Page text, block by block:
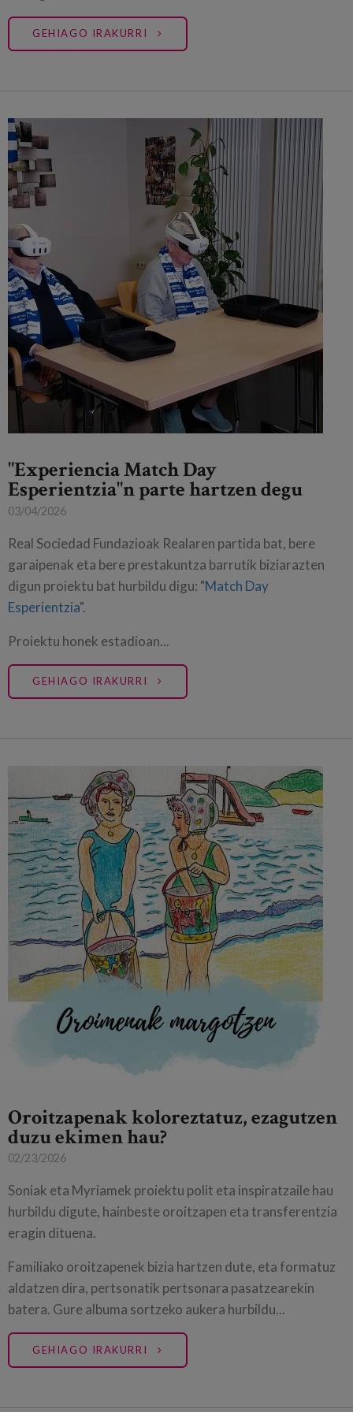
GEHIAGO IRAKURRI
"Experiencia Match Day
Esperientzia"n parte hartzen degu
03/04/2026
Real Sociedad Fundazioak Realaren partida bat, bere
garaipenak eta bere prestakuntza barrutik biziarazten
digun proiektu bat hurbildu digu: "Match Day
Esperientzia".
Proiektu honek estadioan...
GEHIAGO IRAKURRI
Oroitzapenak koloreztatuz, ezagutzen
duzu ekimen hau?
02/23/2026
Soniak eta Myriamek proiektu polit eta inspiratzaile hau
hurbildu digute, hainbeste oroitzapen eta transferentzia
eragin dituena.
Familiako oroitzapenek bizia hartzen dute, eta formatuz
aldatzen dira, pertsonatik pertsonara pasatzearekin
batera. Gure albuma sortzeko aukera hurbildu...
GEHIAGO IRAKURRI